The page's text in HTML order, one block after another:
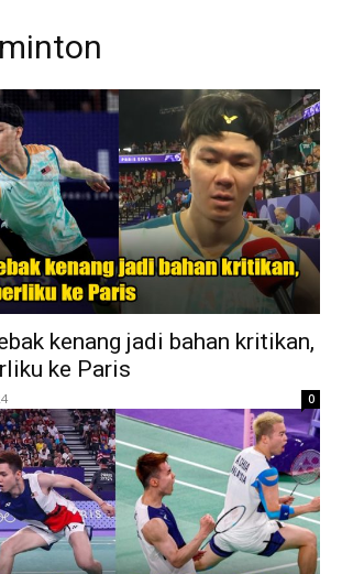
kenang jadi bahan kritikan,
ke Paris
0